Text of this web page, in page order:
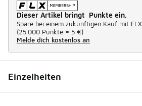
Dieser Artikel bringt Punkte ein.
Spare bei einem zukünftigen Kauf mit
(25.000 Punkte = 5 €)
Melde dich kostenlos an
Einzelheiten